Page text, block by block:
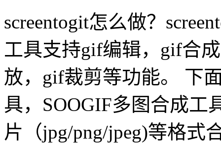
screentogit怎么做？
工具支持gif编辑，gif合
放，gif裁剪等功能。 下
具，SOOGIF多图合成工
片（jpg/png/jpeg)等格式